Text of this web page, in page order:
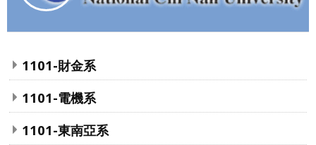
1101-財金系
1101-電機系
1101-東南亞系